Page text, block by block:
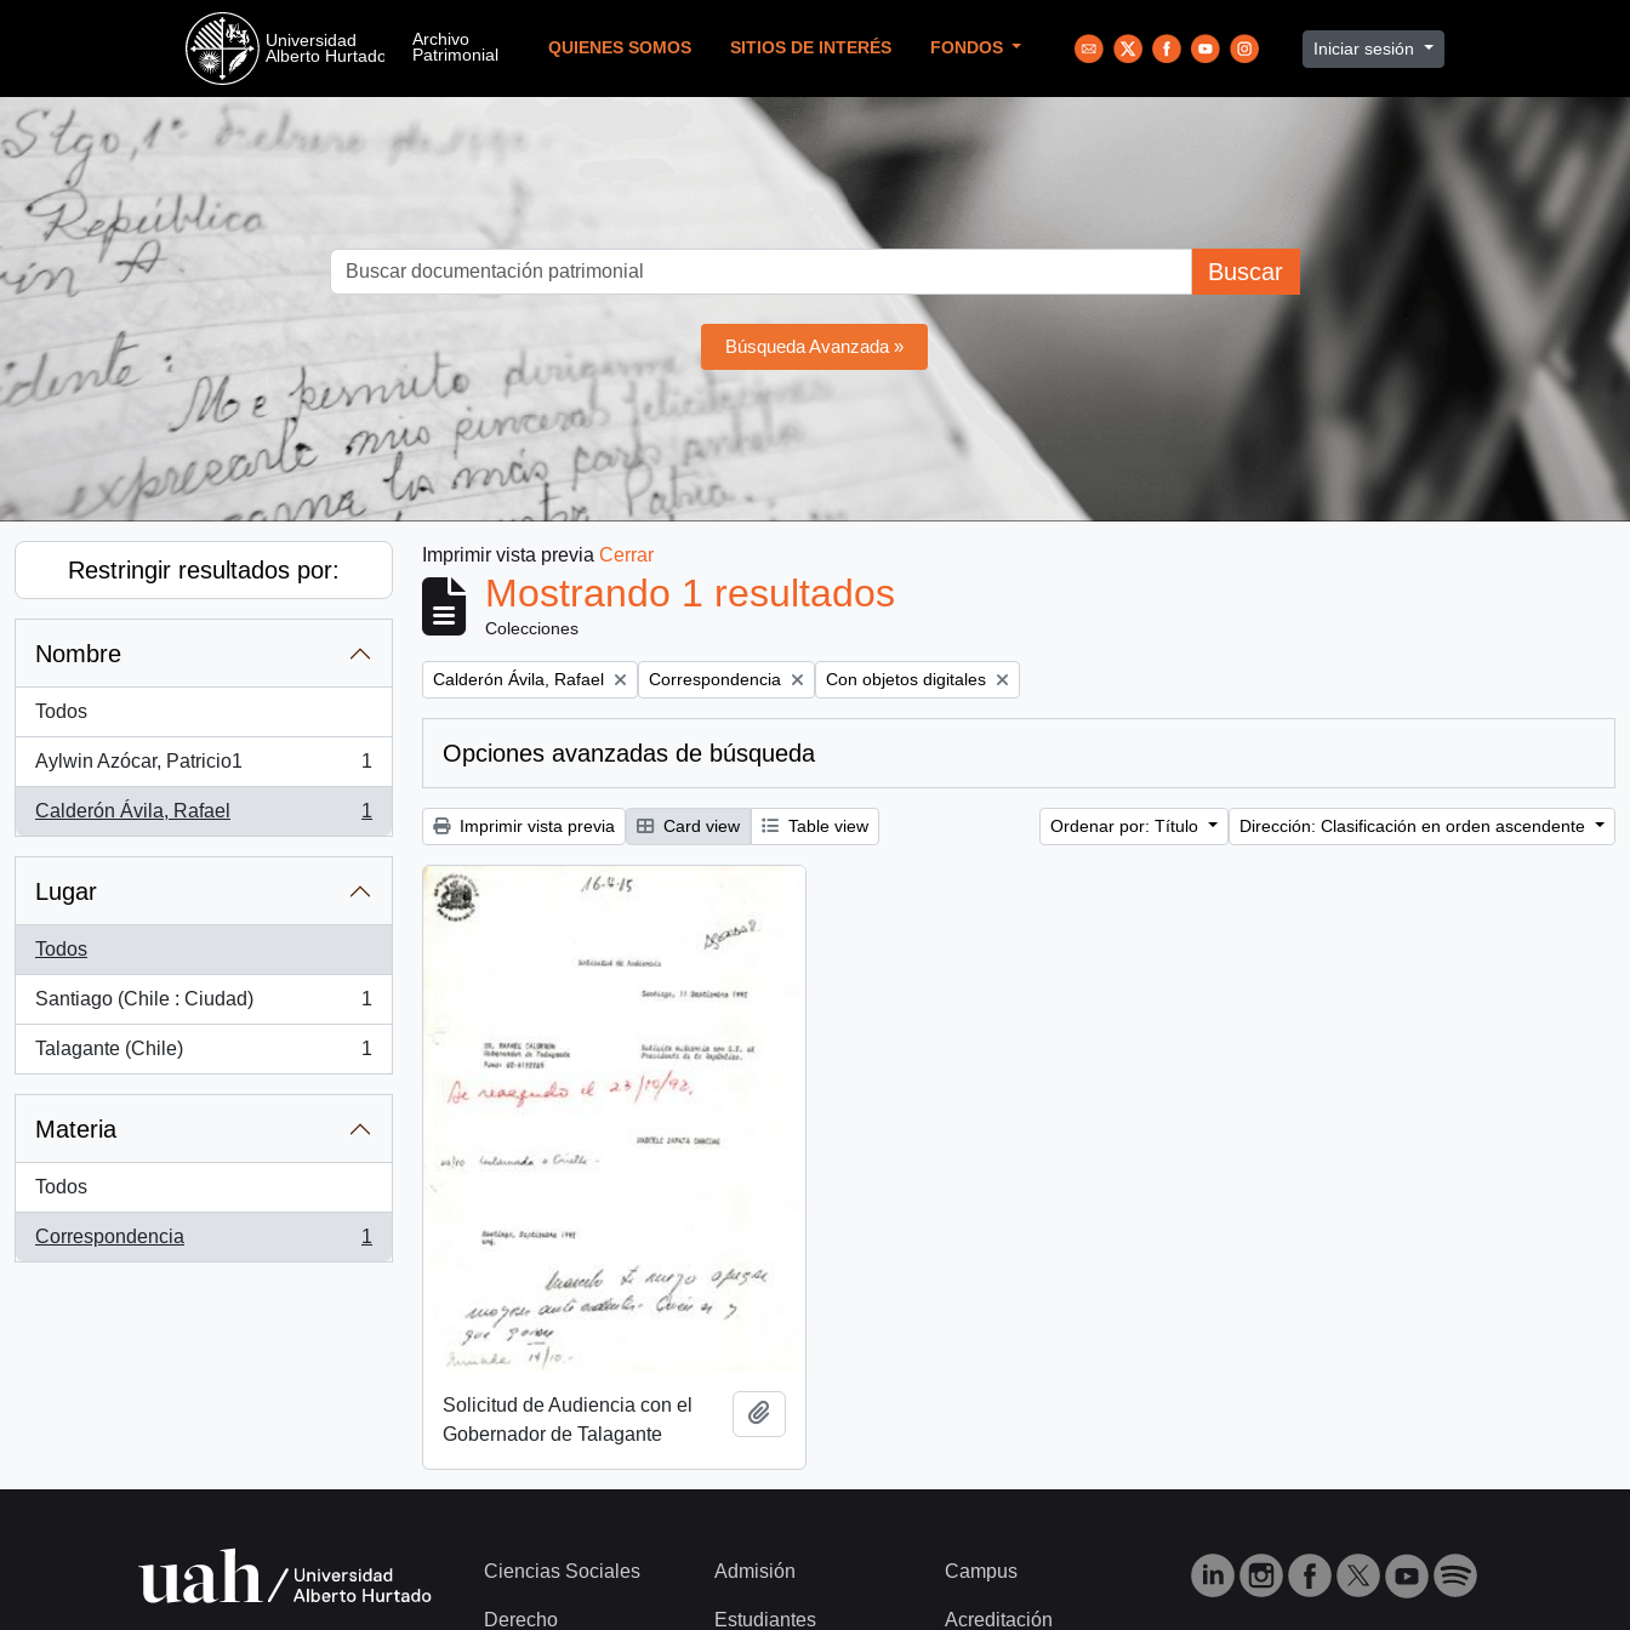
QUIENES SOMOS SITIOS DE INTERÉS FONDOS Iniciar sesión
Buscar
Búsqueda Avanzada »
Restringir resultados por:
Nombre
Todos
Aylwin Azócar, Patricio1
, 1 resultados
1
Calderón Ávila, Rafael
, 1 resultados
1
Lugar
Todos
Santiago (Chile : Ciudad)
, 1 resultados
1
Talagante (Chile)
, 1 resultados
1
Materia
Todos
Correspondencia
, 1 resultados
1
Imprimir vista previa Cerrar
Mostrando 1 resultados
Colecciones
Remove filter:
Calderón Ávila, Rafael Remove filter:
Correspondencia Remove filter:
Con objetos digitales
Opciones avanzadas de búsqueda
Imprimir vista previa Card view Table view Ordenar por: Título Dirección: Clasificación en orden ascendente
Solicitud de Audiencia con el
Gobernador de Talagante
Ciencias Sociales
Derecho
Admisión
Estudiantes
Campus
Acreditación